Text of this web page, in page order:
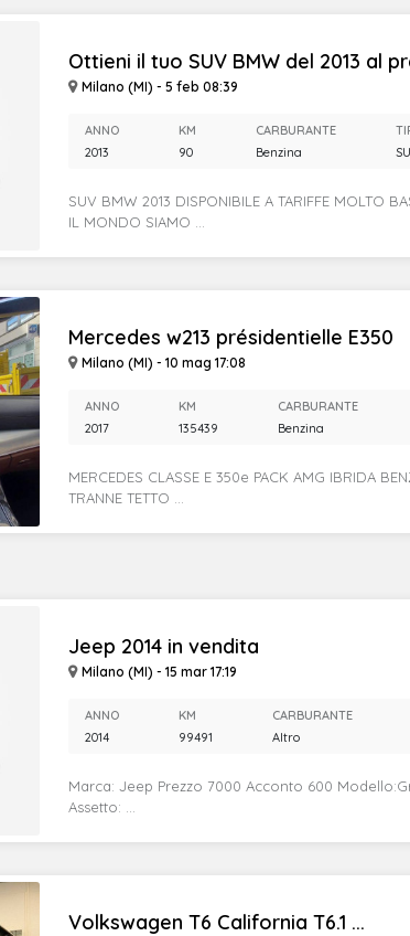
Ottieni il tuo SUV BMW del 2013 al
Milano (MI) - 5 feb 08:39
SUV BMW 2013 DISPONIBILE A TARIFFE MOLTO
IL MONDO SIAMO ...
ANNO
2013
KM
90
CARBURANTE
Benzina
Mercedes w213 présidentielle E350
Milano (MI) - 10 mag 17:08
MERCEDES CLASSE E 350e PACK AMG IBRIDA
TRANNE TETTO ...
ANNO
2017
KM
135439
CARBURANTE
Benzina
Jeep 2014 in vendita
Milano (MI) - 15 mar 17:19
Marca: Jeep Prezzo 7000 Acconto 600
Assetto: ...
ANNO
2014
KM
99491
CARBURANTE
Altro
Volkswagen T6 California T6.1 ...